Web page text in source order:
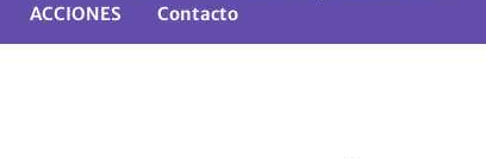
ACCIONES
Contacto